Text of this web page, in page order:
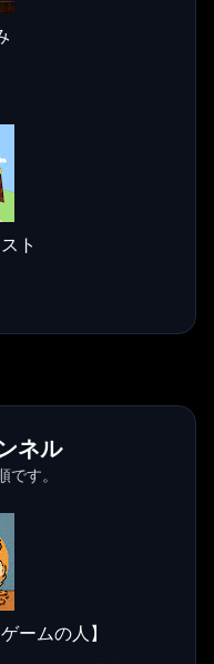
ト
ネル
す。
ームの人】